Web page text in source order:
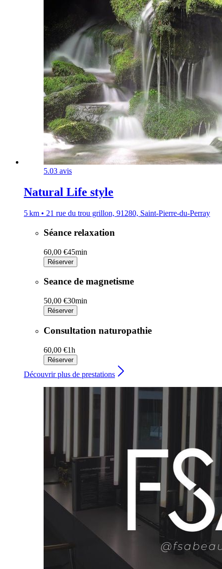
5.03 avis
Natural Life style
5 km • 21 rue du trou grillon, 91280, Saint-Pierre-du-Perray
Séance relaxation
60,00 €45min
Réserver
Seance de magnetisme
50,00 €30min
Réserver
Consultation naturopathie
60,00 €1h
Réserver
Découvrir plus de prestations